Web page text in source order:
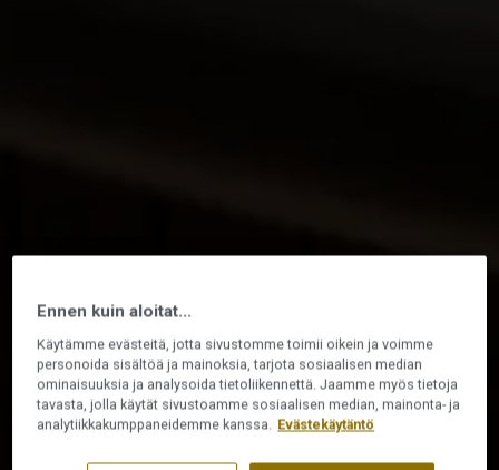
Ennen kuin aloitat...
Käytämme evästeitä, jotta sivustomme toimii oikein ja voimme
personoida sisältöä ja mainoksia, tarjota sosiaalisen median
ominaisuuksia ja analysoida tietoliikennettä. Jaamme myös tietoja
tavasta, jolla käytät sivustoamme sosiaalisen median, mainonta- ja
analytiikkakumppaneidemme kanssa. Evästekäytäntö